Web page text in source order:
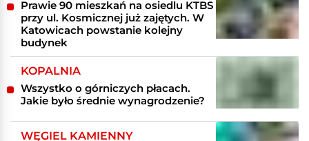
Prawie 90 mieszkań na osiedlu KTBS
przy ul. Kosmicznej już zajętych. W
Katowicach powstanie kolejny
budynek
KOPALNIA
Wszystko o górniczych płacach.
Jakie było średnie wynagrodzenie?
WĘGIEL KAMIENNY